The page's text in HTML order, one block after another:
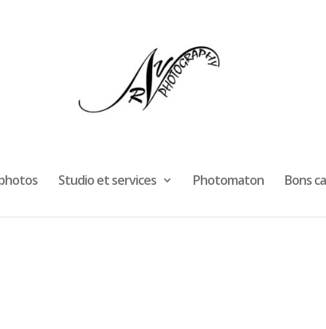
Studio et services Photomaton Bons